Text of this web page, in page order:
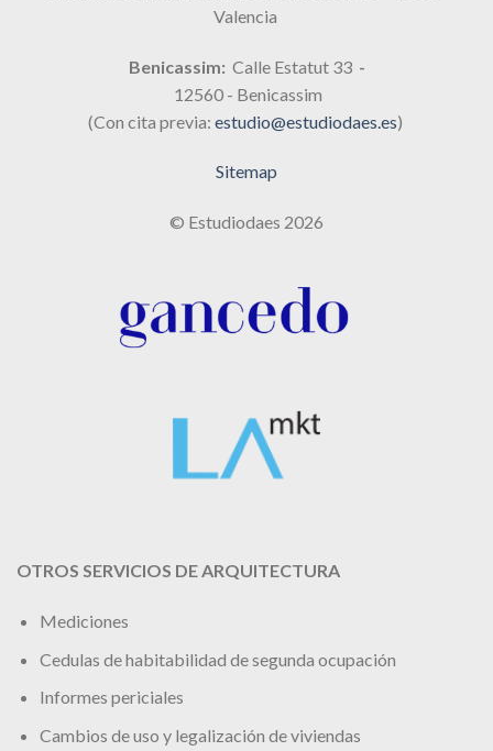
Valencia
Benicassim: Calle Estatut 33 -
12560 - Benicassim
(Con cita previa: estudio@estudiodaes.es)
Sitemap
© Estudiodaes 2026
OTROS SERVICIOS DE ARQUITECTURA
Mediciones
Cedulas de habitabilidad de segunda ocupación
Informes periciales
Cambios de uso y legalización de viviendas